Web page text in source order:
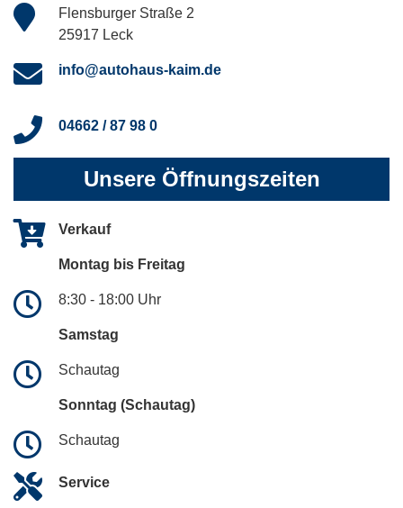
Flensburger Straße 2
25917 Leck
info@autohaus-kaim.de
04662 / 87 98 0
Unsere Öffnungszeiten
Verkauf
Montag bis Freitag
8:30 - 18:00 Uhr
Samstag
Schautag
Sonntag (Schautag)
Schautag
Service